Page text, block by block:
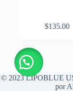
$135.00
© 2023 LIPOBLUE
por